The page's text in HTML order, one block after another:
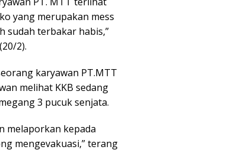
yang merupakan mess
sudah terbakar habis,”
2).
karyawan PT.MTT
melihat KKB sedang
3 pucuk senjata.
melaporkan kepada
mengevakuasi,” terang